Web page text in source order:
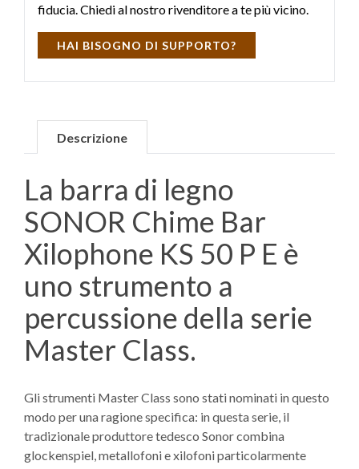
fiducia. Chiedi al nostro rivenditore a te più vicino.
HAI BISOGNO DI SUPPORTO?
Descrizione
La barra di legno
SONOR Chime Bar
Xilophone KS 50 P E è
uno strumento a
percussione della serie
Master Class.
Gli strumenti Master Class sono stati nominati in questo
modo per una ragione specifica: in questa serie, il
tradizionale produttore tedesco Sonor combina
glockenspiel, metallofoni e xilofoni particolarmente